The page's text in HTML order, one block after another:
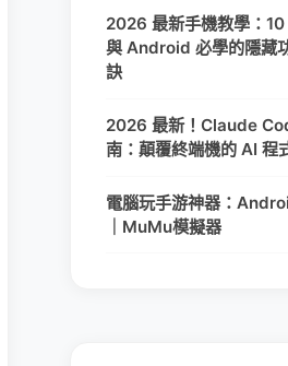
2026 最新手機教學：
與 Android 必學的隱藏
訣
2026 最新！Claude
南：顛覆終端機的 AI 程
電腦玩手游神器：
｜MuMu模擬器